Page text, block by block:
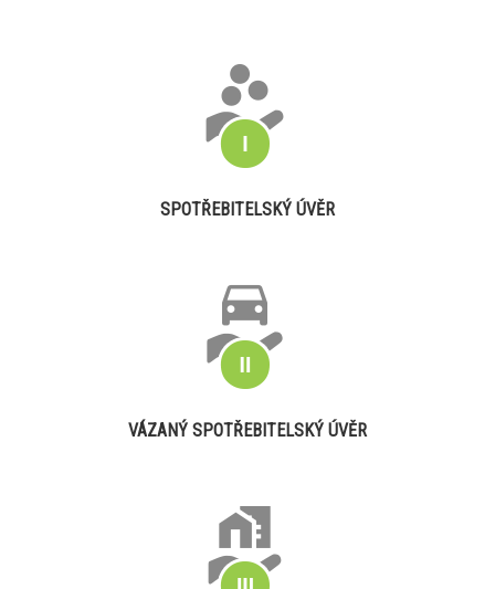
SPOTŘEBITELSKÝ ÚVĚR
VÁZANÝ SPOTŘEBITELSKÝ ÚVĚR